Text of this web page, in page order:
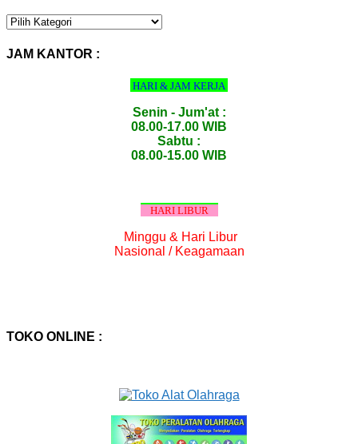
KATEGORI
JAM KANTOR :
HARI & JAM KERJA
Senin - Jum'at :
08.00-17.00 WIB
Sabtu :
08.00-15.00 WIB
HARI LIBUR
Minggu & Hari Libur
Nasional / Keagamaan
TOKO ONLINE :